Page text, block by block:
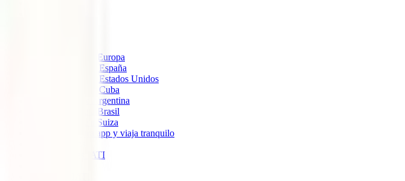
Seguro de viaje a Europa
Seguro de Viaje a España
Seguro de Viaje a Estados Unidos
Seguro de Viaje a Cuba
Seguro de Viaje Argentina
Seguro de viaje a Brasil
Seguro de viaje a Suiza
Descarga nuestra app y viaja tranquilo
Colaboradores IATI